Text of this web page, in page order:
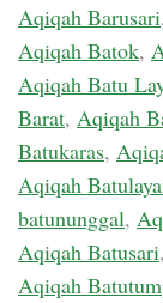
Aqiqah Barusari
Aqiqah Batok,
Aqiqah Batu
Barat, Aqiqah
Batukaras,
Aqiqah
batununggal,
Aqiqah Batusari,
Aqiqah